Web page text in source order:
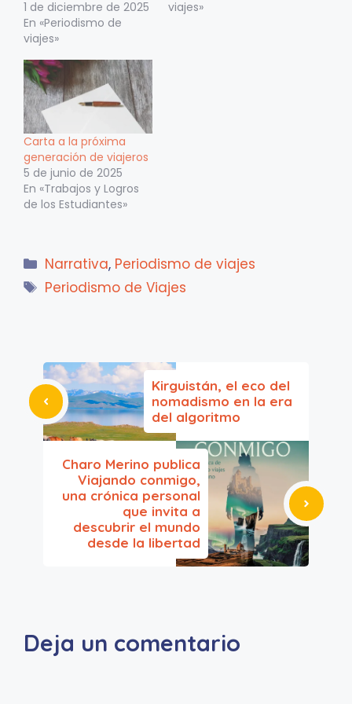
1 de diciembre de 2025
En «Periodismo de
viajes»
viajes»
Carta a la próxima
generación de viajeros
5 de junio de 2025
En «Trabajos y Logros
de los Estudiantes»
Categorías
Narrativa, Periodismo de viajes
Etiquetas
Periodismo de Viajes
Kirguistán, el eco del
nomadismo en la era
del algoritmo
Charo Merino publica
Viajando conmigo,
una crónica personal
que invita a
descubrir el mundo
desde la libertad
Deja un comentario